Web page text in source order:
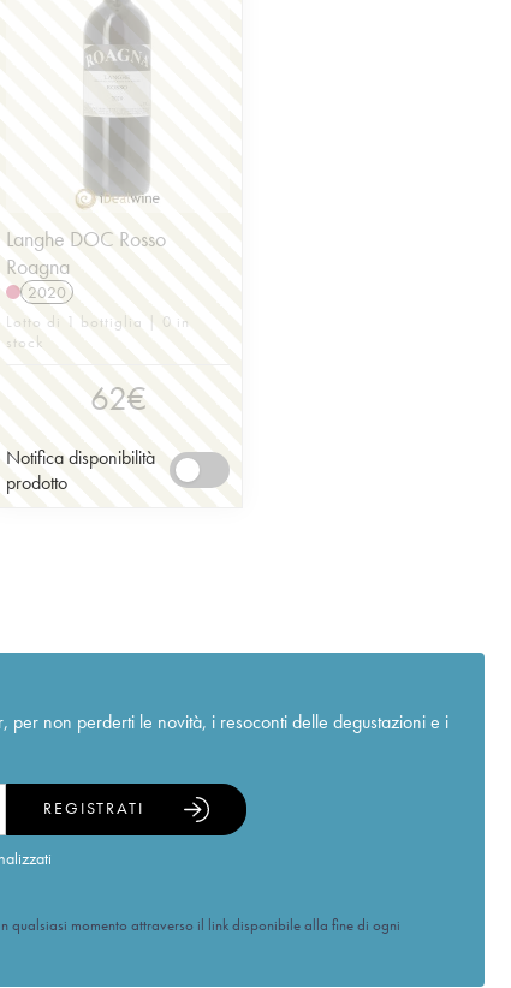
Langhe DOC Rosso
Roagna
2020
Lotto di 1 bottiglia | 0 in
stock
62€
Notifica disponibilità
prodotto
non perderti le novità, i resoconti delle degustazioni e i
REGISTRATI
qualsiasi momento attraverso il link disponibile alla fine di ogni